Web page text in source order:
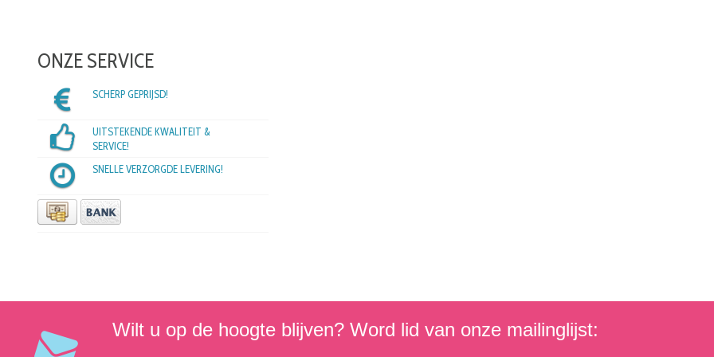
ONZE SERVICE
SCHERP GEPRIJSD!
UITSTEKENDE KWALITEIT &
SERVICE!
SNELLE VERZORGDE LEVERING!
Wilt u op de hoogte blijven? Word lid van onze mailinglijst: